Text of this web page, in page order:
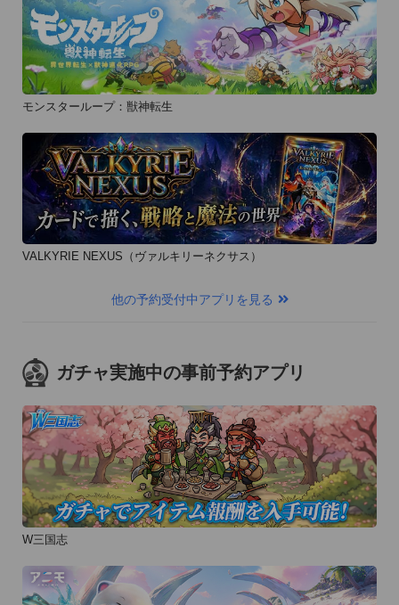
モンスターループ：獣神転生
VALKYRIE NEXUS（ヴァルキリーネクサス）
他の予約受付中アプリを見る
ガチャ実施中の事前予約アプリ
W三国志